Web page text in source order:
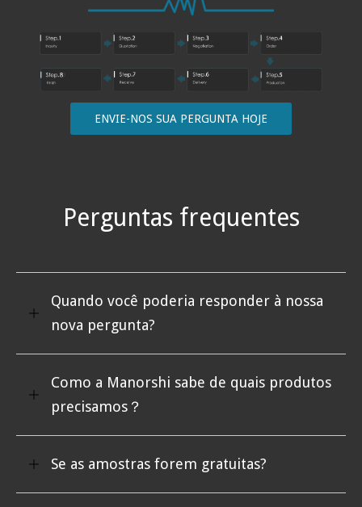
ENVIE-NOS SUA PERGUNTA HOJE
Perguntas frequentes
Quando você poderia responder à nossa
nova pergunta?
Como a Manorshi sabe de quais produtos
precisamos？
Se as amostras forem gratuitas?